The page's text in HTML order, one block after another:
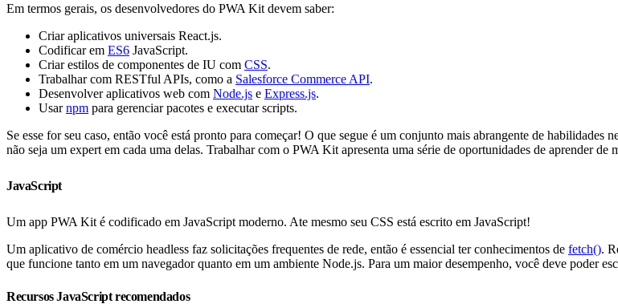
Em termos gerais, os desenvolvedores do PWA Kit devem saber:
Criar aplicativos universais React.js.
Codificar em ES6 JavaScript.
Criar estilos de componentes de IU com CSS.
Trabalhar com RESTful APIs, como a Salesforce Commerce API.
Desenvolver aplicativos web com Node.js e Express.js.
Usarnpm para gerenciar pacotes e executar scripts.
Se esse for seu caso, então você está pronto para começar! O que segue é um conjunto mais abrangente de
não seja um expert em cada uma delas. Trabalhar com o PWA Kit apresenta uma série de oportunidades de aprender de
JavaScript
Um app PWA Kit é codificado em JavaScript moderno. Ate mesmo seu CSS está escrito em JavaScript!
Um aplicativo de comércio headless faz solicitações frequentes de rede, então é essencial ter conhecimentos de fetch().
que funcione tanto em um navegador quanto em um ambiente Node.js. Para um maior desempenho, você deve poder
Recursos JavaScript recomendados